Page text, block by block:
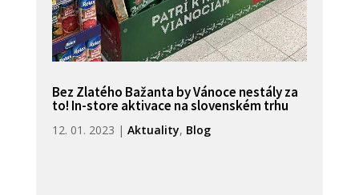
Bez Zlatého Bažanta by Vánoce nestály za
to! In-store aktivace na slovenském trhu
12. 01. 2023 | Aktuality, Blog